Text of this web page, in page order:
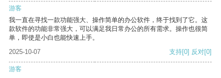
游客
我一直在寻找一款功能强大、操作简单的办公软件，终于找到了它。这
款软件的功能非常强大，可以满足我日常办公的所有需求。操作也很简
单，即使是小白也能快速上手。
2025-10-07
支持[0] 反对[0]
游客